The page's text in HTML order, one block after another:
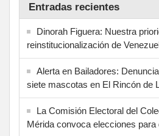
Entradas recientes
Dinorah Figuera: Nuestra
reinstitucionalización de
Alerta en Bailadores:
siete mascotas en El Rincón de
La Comisión Electoral del
Mérida convoca elecciones para